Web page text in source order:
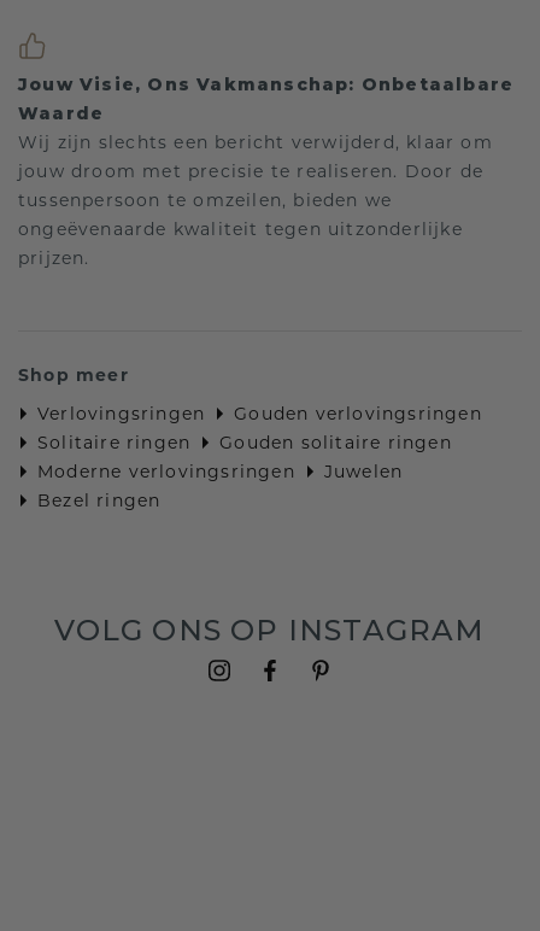
Jouw Visie, Ons Vakmanschap: Onbetaalbare
Waarde
Wij zijn slechts een bericht verwijderd, klaar om
jouw droom met precisie te realiseren. Door de
tussenpersoon te omzeilen, bieden we
ongeëvenaarde kwaliteit tegen uitzonderlijke
prijzen.
Shop meer
Verlovingsringen
Gouden verlovingsringen
Solitaire ringen
Gouden solitaire ringen
Moderne verlovingsringen
Juwelen
Bezel ringen
VOLG ONS OP INSTAGRAM